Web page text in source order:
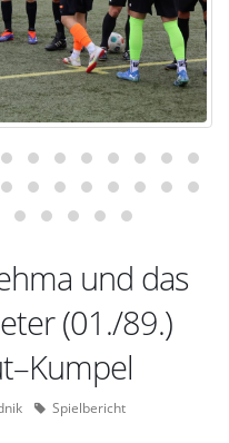
und das
(01./89.)
Spielbericht